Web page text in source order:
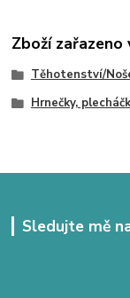
Zboží
Těhotenství/
Hrnečky,
Sledujte mě